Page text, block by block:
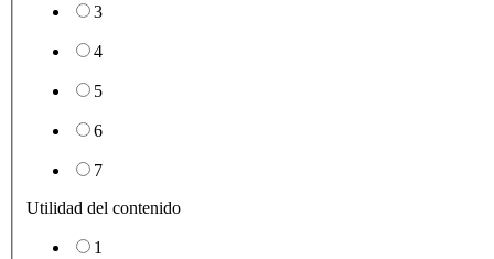
3
4
5
6
7
Utilidad del contenido
1